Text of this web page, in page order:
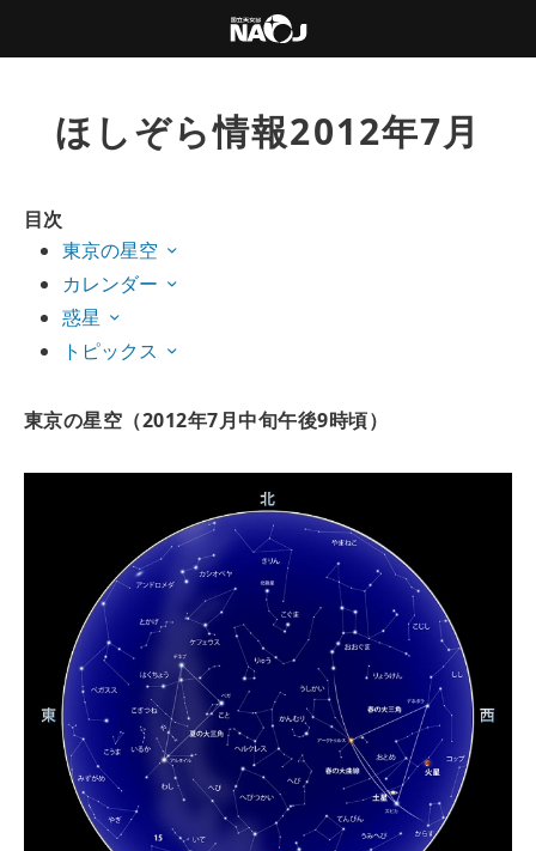
ほしぞら情報2012年7月
目次
東京の星空
カレンダー
惑星
トピックス
東京の星空（2012年7月中旬午後9時頃）